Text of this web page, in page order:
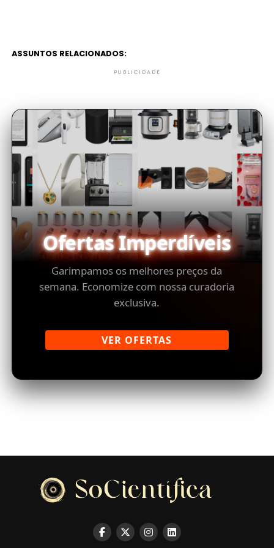
ASSUNTOS RELACIONADOS:
PUBLICIDADE
Ofertas Imperdíveis
Garimpamos os melhores preços da
semana. Economize com nossa curadoria
exclusiva.
VER OFERTAS